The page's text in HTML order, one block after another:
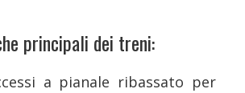
principali dei treni:
a pianale ribassato per